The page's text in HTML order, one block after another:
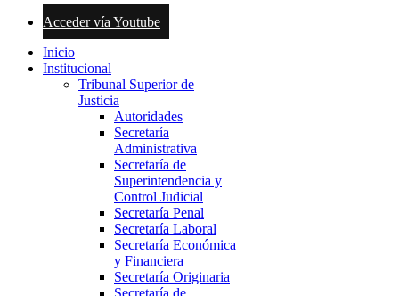
Acceder vía Youtube
Inicio
Institucional
Tribunal Superior de
Justicia
Autoridades
Secretaría
Administrativa
Secretaría de
Superintendencia y
Control Judicial
Secretaría Penal
Secretaría Laboral
Secretaría Económica
y Financiera
Secretaría Originaria
Secretaría de